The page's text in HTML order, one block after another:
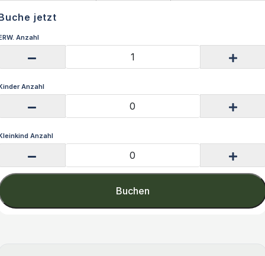
jetzt
Anzahl
Anzahl
Anzahl
Buchen